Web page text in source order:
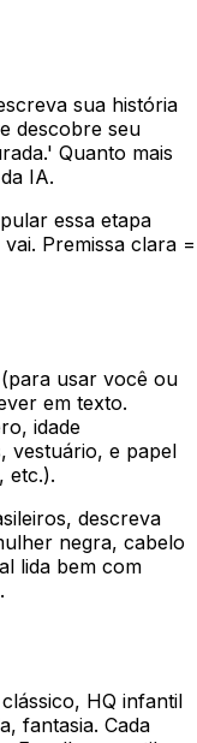
sua história
descobre seu
Quanto mais
IA.
essa etapa
Premissa clara =
usar você ou
em texto.
idade
vestuário, e papel
etc.).
descreva
negra, cabelo
lida bem com
HQ infantil
fantasia. Cada